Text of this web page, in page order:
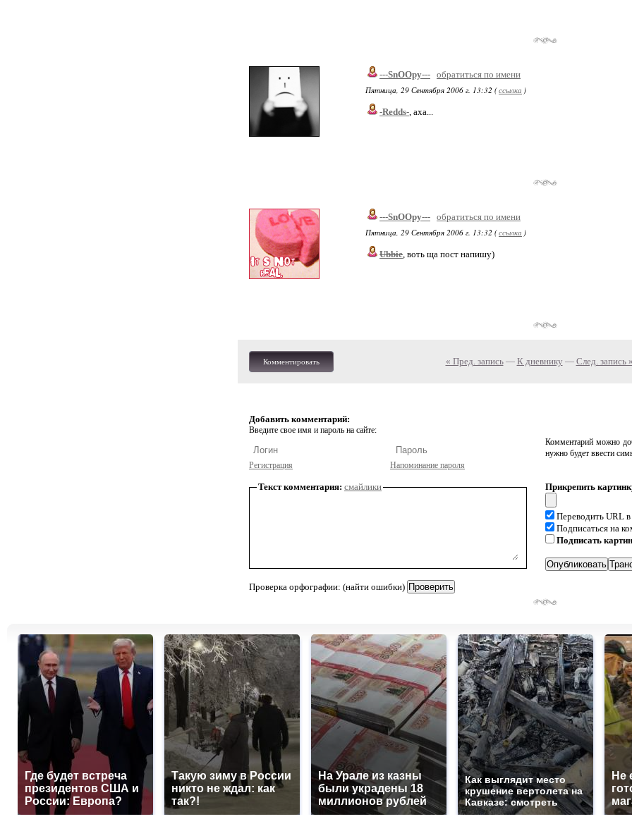
---SnOOpy--- обратиться по имени
Пятница, 29 Сентября 2006 г. 13:32 (ссылка )
-Redds-, аха...
---SnOOpy--- обратиться по имени
Пятница, 29 Сентября 2006 г. 13:32 (ссылка )
Ubbie, воть ща пост напишу)
Комментировать « Пред. запись— К дневнику — След. запись »
Добавить комментарий:
Введите свое имя и пароль на сайте:
Регистрация Напоминание пароля
Комментарий можно
нужно будет ввести
Текст комментария: смайлики
Проверка орфографии: (найти ошибки)
Прикрепить
Переводить URL
Подписаться на
Подписать
Где будет встреча
президентов США и
России: Европа?
Такую зиму в России
никто не ждал: как
так?!
На Урале из казны
были украдены 18
миллионов рублей
Как выглядит место
крушение вертолета на
Кавказе: смотреть
Не